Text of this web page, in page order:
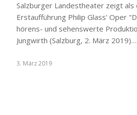
Salzburger Landestheater zeigt als
Erstaufführung Philip Glass' Oper
hörens- und sehenswerte
Jungwirth (Salzburg, 2. März 2019)…
3. März 2019